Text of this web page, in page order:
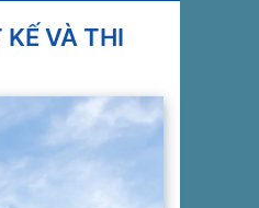
VÀ THI